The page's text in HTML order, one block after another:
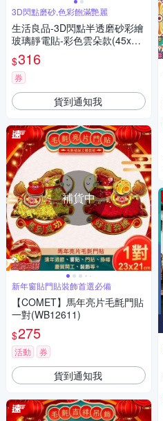
3D閃點磨砂,色彩飽滿艷麗
生活良品-3D閃點半透磨砂彩繪
玻璃靜電貼-彩色雲朵款(45x58
cm)
$316
券
貨到通知我
補貨中
新年窗貼門貼裝飾首選必備
【COMET】馬年亮片毛氈門貼
一對(WB12611)
$275
活動 券
貨到通知我